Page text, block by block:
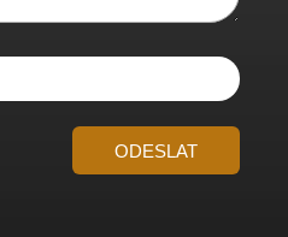
ODESLAT